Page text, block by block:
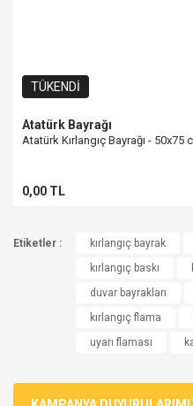
TÜKENDİ
Atatürk Bayrağı
Atatürk Kırlangıç Bayrağı - 50x75
0,00 TL
Etiketler : kırlangıç bayrak
kırlangıç baskı
duvar bayrakları
kırlangıç flama
uyarı flaması